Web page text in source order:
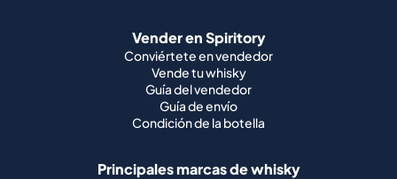
Vender en Spiritory
Conviértete en vendedor
Vende tu whisky
Guía del vendedor
Guía de envío
Condición de la botella
Principales marcas de whisky